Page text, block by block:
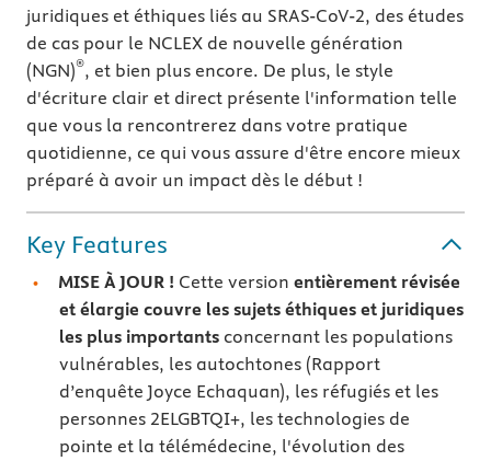
juridiques et éthiques liés au SRAS-CoV-2, des études
de cas pour le NCLEX de nouvelle génération
(NGN)®, et bien plus encore. De plus, le style
d'écriture clair et direct présente l'information telle
que vous la rencontrerez dans votre pratique
quotidienne, ce qui vous assure d'être encore mieux
préparé à avoir un impact dès le début !
Key Features
MISE À JOUR ! Cette version entièrement révisée
et élargie couvre les sujets éthiques et juridiques
les plus importants concernant les populations
vulnérables, les autochtones (Rapport
d’enquête Joyce Echaquan), les réfugiés et les
personnes 2ELGBTQI+, les technologies de
pointe et la télémédecine, l'évolution des